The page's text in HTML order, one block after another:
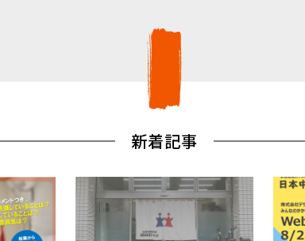
新着記事